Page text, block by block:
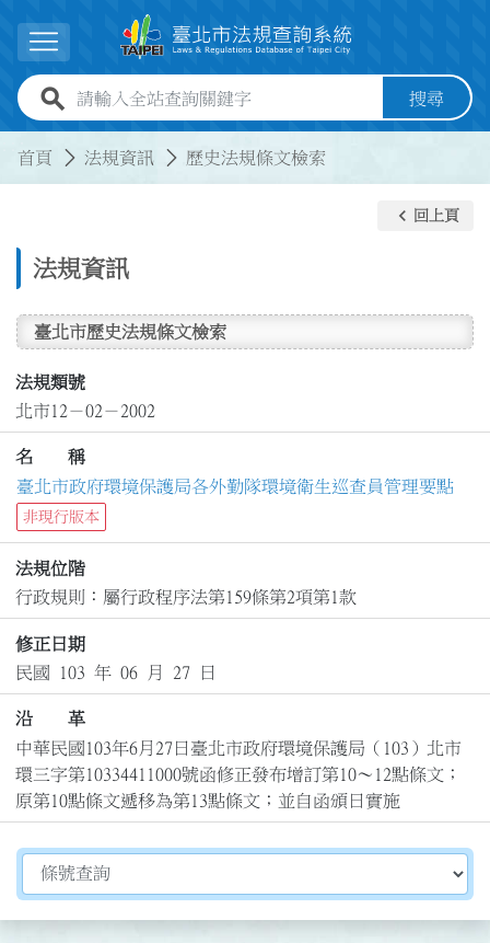
展開選單
全站查詢關鍵字欄位 搜尋
首頁 法規資訊 歷史法規條文檢索
法規資訊
keyboard_arrow_left 回上頁
臺北市歷史法規條文檢索
法規類號
北市12－02－2002
名 稱
臺北市政府環境保護局各外勤隊環境衛生巡查員管理要點
非現行版本
法規位階
行政規則：屬行政程序法第159條第2項第1款
修正日期
民國 103 年 06 月 27 日
沿 革
中華民國103年6月27日臺北市政府環境保護局（103）北市
環三字第10334411000號函修正發布增訂第10～12點條文；
原第10點條文遞移為第13點條文；並自函頒日實施
切換選擇法規資訊內容